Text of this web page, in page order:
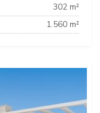
302 m²
1.560 m²